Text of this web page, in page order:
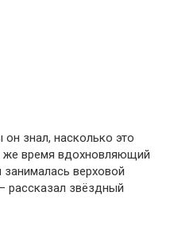
знал, насколько это
же время вдохновляющий
верховой
рассказал звёздный